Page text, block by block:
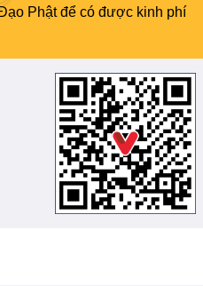
Phật để có được kinh phí